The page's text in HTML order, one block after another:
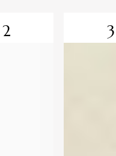
2 3